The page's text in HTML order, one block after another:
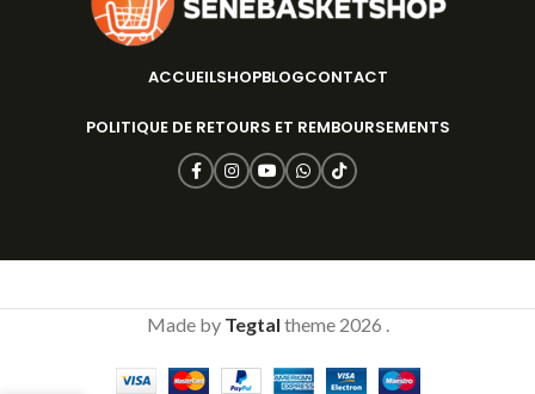
ACCUEILSHOPBLOGCONTACT
POLITIQUE DE RETOURS ET REMBOURSEMENTS
Made by Tegtal theme2026 .